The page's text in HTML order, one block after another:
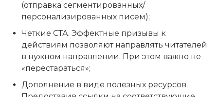
(отправка сегментированных/
персонализированных писем);
Четкие СТА. Эффектные призывы к
действиям позволяют направлять читателей
в нужном направлении. При этом важно не
«перестараться»;
Дополнение в виде полезных ресурсов.